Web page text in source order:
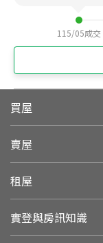
115/05成交
買屋
賣屋
租屋
實登與房訊知識